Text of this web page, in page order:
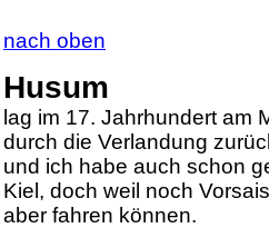
nach oben
Husum
lag im 17. Jahrhundert am
durch die Verlandung
und ich habe auch schon
Kiel, doch weil noch
aber fahren können.